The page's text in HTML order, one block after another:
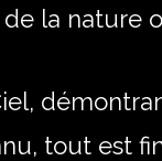
de la nature
tout est